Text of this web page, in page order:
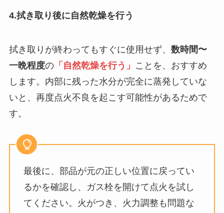
4.拭き取り後に自然乾燥を行う
拭き取りが終わってもすぐに使用せず、 数時間〜
一晩程度の「自然乾燥を行う」 ことを、おすすめ
します。内部に残った水分が完全に蒸発していな
いと、再度点火不良を起こす可能性があるためで
す。
最後に、部品が元の正しい位置に戻ってい
るかを確認し、ガス栓を開けて点火を試し
てください。火がつき、火力調整も問題な